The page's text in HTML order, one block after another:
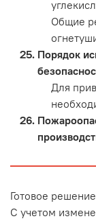
Общие
Порядок
Для
Готовое
С учетом